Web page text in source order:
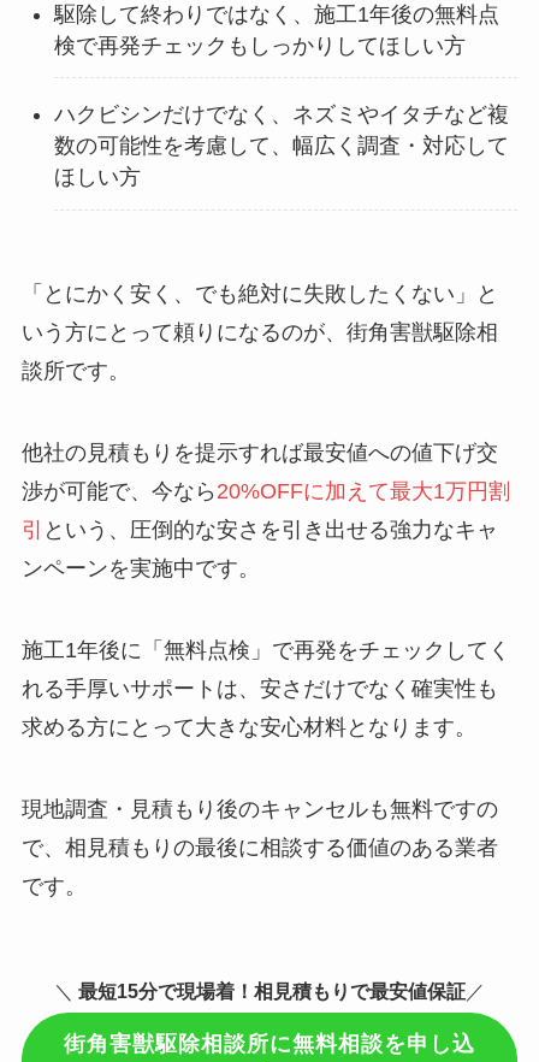
駆除して終わりではなく、施工1年後の無料点
検で再発チェックもしっかりしてほしい方
ハクビシンだけでなく、ネズミやイタチなど複
数の可能性を考慮して、幅広く調査・対応して
ほしい方
「とにかく安く、でも絶対に失敗したくない」と
いう方にとって頼りになるのが、街角害獣駆除相
談所です。
他社の見積もりを提示すれば最安値への値下げ交
渉が可能で、今なら 20%OFFに加えて最大1万円割
引 という、圧倒的な安さを引き出せる強力なキャ
ンペーンを実施中です。
施工1年後に「無料点検」で再発をチェックしてく
れる手厚いサポートは、安さだけでなく確実性も
求める方にとって大きな安心材料となります。
現地調査・見積もり後のキャンセルも無料ですの
で、相見積もりの最後に相談する価値のある業者
です。
＼ 最短15分で現場着 ！相見積もりで最安値保証 ／
街角害獣駆除相談所に無料相談を申し込